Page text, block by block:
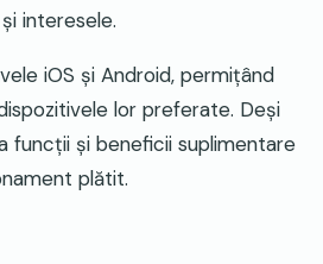
interesele.
iOS și Android, permițând
lor preferate. Deși
funcții și beneficii suplimentare
plătit.